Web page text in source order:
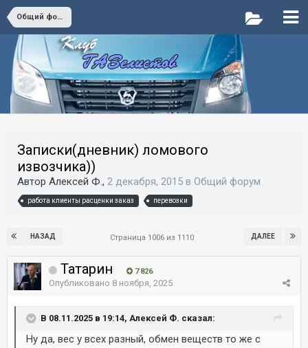
Общий форум
Записки(дневник) ломового
извозчика))
Автор Алексей Ф., 2 декабря, 2015 в Общий форум
работа клиенты расценки заказ перевозки
НАЗАД ДАЛЕЕ
Страница 1006 из 1110
Татарин 7 826
Опубликовано 8 ноября, 2025
В 08.11.2025 в 19:14, Алексей Ф. сказал:
Ну да, вес у всех разный, обмен веществ то же с